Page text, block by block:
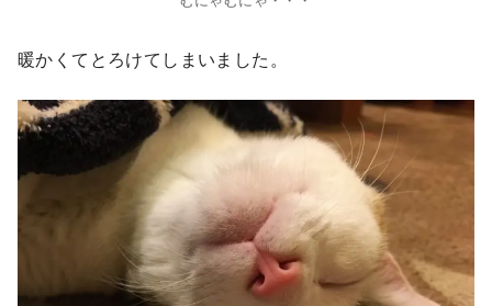
暖かくてとろけてしまいました。